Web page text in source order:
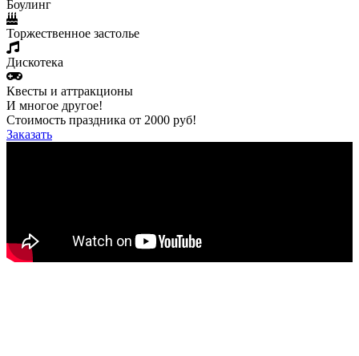
Боулинг
Торжественное застолье
Дискотека
Квесты и аттракционы
И многое другое!
Стоимость праздника от 2000 руб!
Заказать